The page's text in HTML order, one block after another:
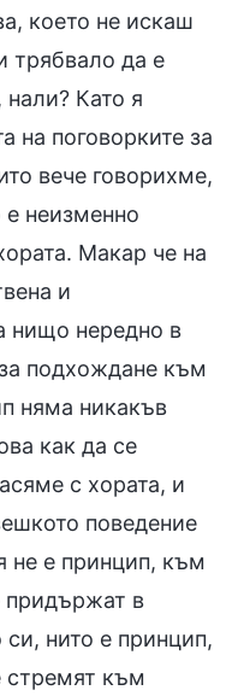
което не искаш
трябвало да е
нали? Като я
на поговорките за
вече говорихме,
неизменно
Макар че на
и
нищо нередно в
подхождане към
няма никакъв
как да се
с хората, и
поведение
не е принцип, към
придържат в
нито е принцип,
стремят към